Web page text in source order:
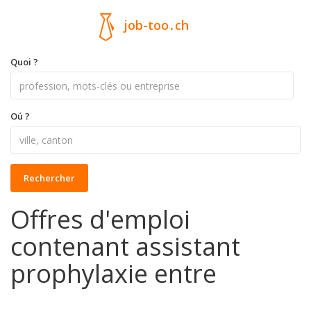
job-too.ch
Quoi ?
Oú ?
Rechercher
Offres d'emploi
contenant assistant
prophylaxie entre